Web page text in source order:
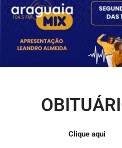
Clique aqui